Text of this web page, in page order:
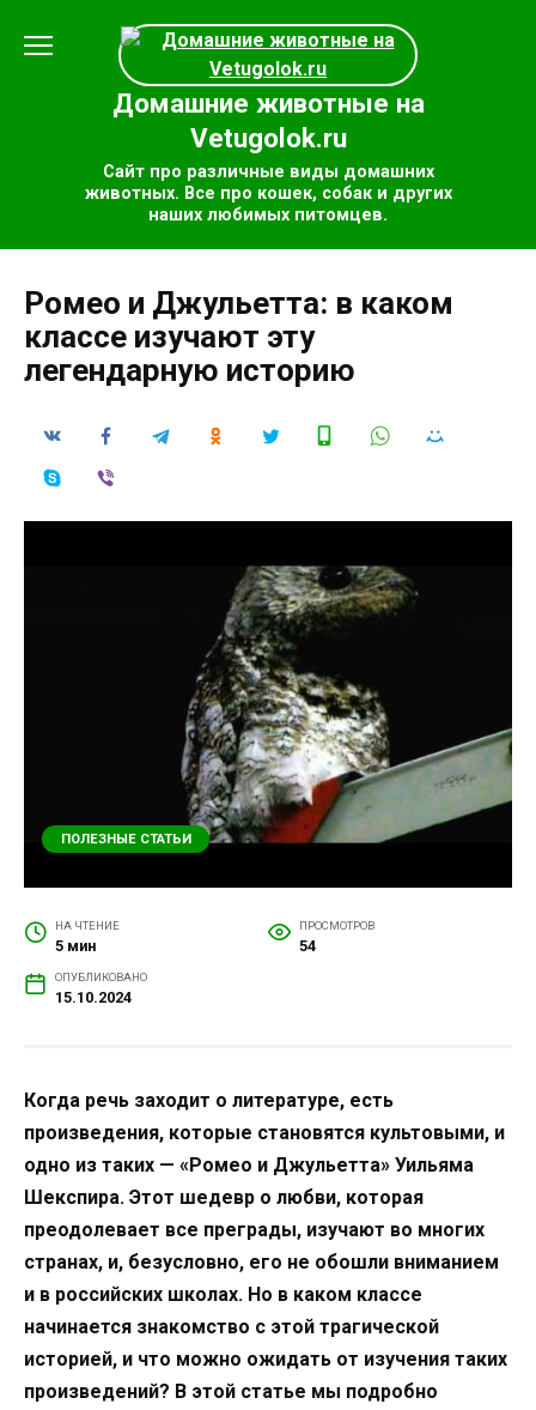
содержанию
Домашние животные на
Vetugolok.ru
Сайт про различные виды домашних
животных. Все про кошек, собак и других
наших любимых питомцев.
Ромео и Джульетта: в каком
классе изучают эту
легендарную историю
ПОЛЕЗНЫЕ СТАТЬИ
НА ЧТЕНИЕ
5 мин
ПРОСМОТРОВ
54
ОПУБЛИКОВАНО
15.10.2024
Когда речь заходит о литературе, есть
произведения, которые становятся культовыми, и
одно из таких — «Ромео и Джульетта» Уильяма
Шекспира. Этот шедевр о любви, которая
преодолевает все преграды, изучают во многих
странах, и, безусловно, его не обошли вниманием
и в российских школах. Но в каком классе
начинается знакомство с этой трагической
историей, и что можно ожидать от изучения таких
произведений? В этой статье мы подробно